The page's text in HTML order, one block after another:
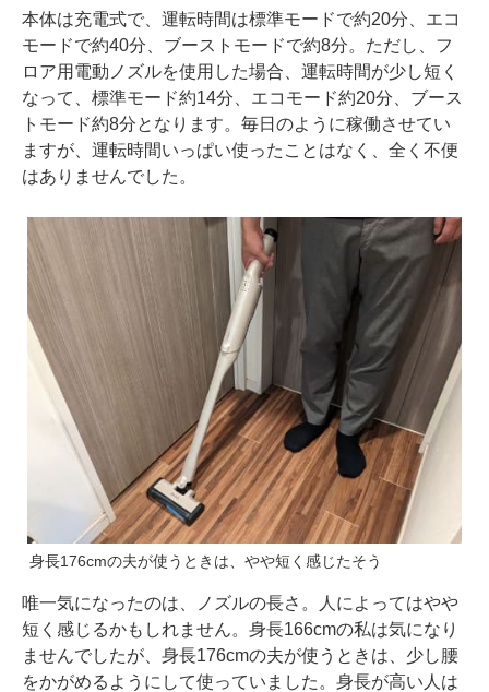
本体は充電式で、運転時間は標準モードで約20分、エコ
モードで約40分、ブーストモードで約8分。ただし、フ
ロア用電動ノズルを使用した場合、運転時間が少し短く
なって、標準モード約14分、エコモード約20分、ブース
トモード約8分となります。毎日のように稼働させてい
ますが、運転時間いっぱい使ったことはなく、全く不便
はありませんでした。
身長176cmの夫が使うときは、やや短く感じたそう
唯一気になったのは、ノズルの長さ。人によってはやや
短く感じるかもしれません。身長166cmの私は気になり
ませんでしたが、身長176cmの夫が使うときは、少し腰
をかがめるようにして使っていました。身長が高い人は